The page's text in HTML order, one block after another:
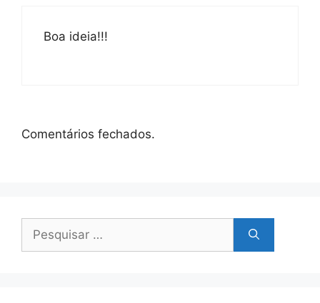
Boa ideia!!!
Comentários fechados.
Pesquisar